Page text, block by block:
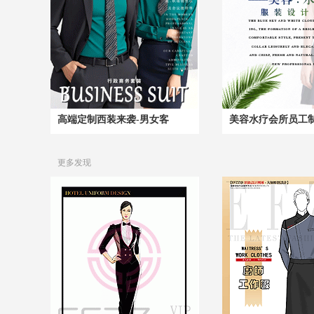
高端定制西装来袭-男女客 美容水疗会所员工
更多发现